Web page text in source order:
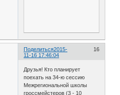
Поделиться 16
2015-
11-16 17:46:04
Друзья! Кто планирует
поехать на 34-ю сессию
Межрегиональной школы
гроссмейстеров (3 - 10